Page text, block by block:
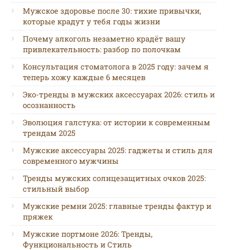
Мужское здоровье после 30: тихие привычки,
которые крадут у тебя годы жизни
Почему алкоголь незаметно крадёт вашу
привлекательность: разбор по полочкам
Консультация стоматолога в 2025 году: зачем я
теперь хожу каждые 6 месяцев
Эко-тренды в мужских аксессуарах 2026: стиль и
осознанность
Эволюция галстука: от истории к современным
трендам 2025
Мужские аксессуары 2025: гаджеты и стиль для
современного мужчины
Тренды мужских солнцезащитных очков 2025:
стильный выбор
Мужские ремни 2025: главные тренды фактур и
пряжек
Мужские портмоне 2026: Тренды,
Функциональность и Стиль